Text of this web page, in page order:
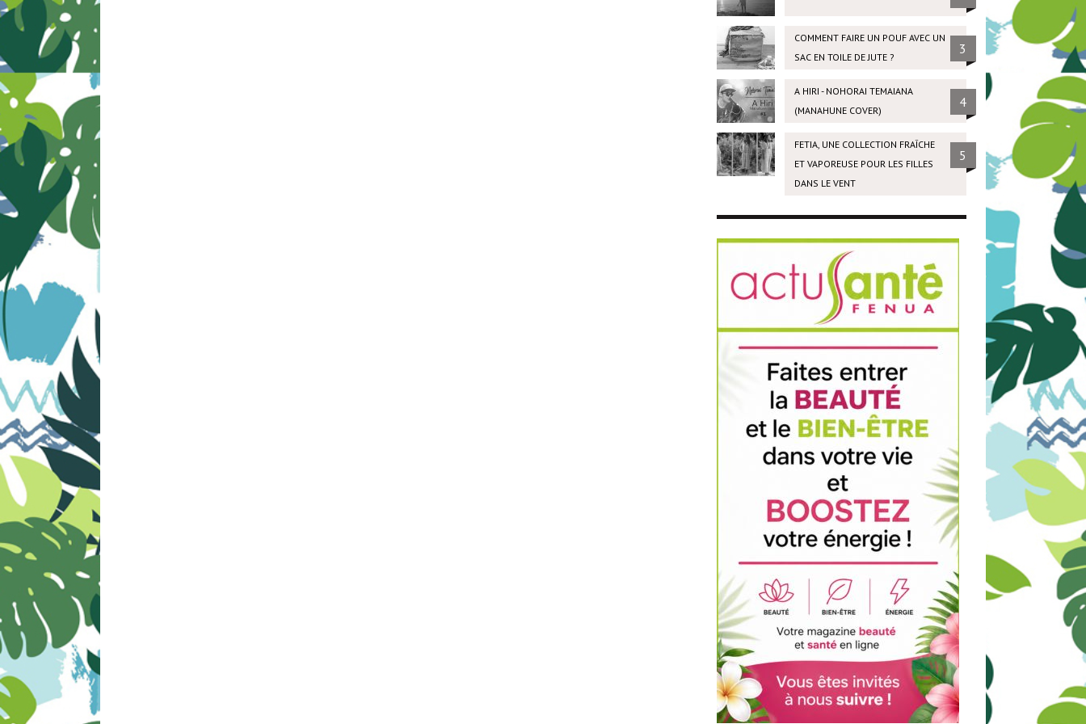
COMMENT FAIRE UN POUF AVEC UN
SAC EN TOILE DE JUTE ?
3
A HIRI - NOHORAI TEMAIANA
(MANAHUNE COVER)
4
FETIA, UNE COLLECTION FRAÎCHE
ET VAPOREUSE POUR LES FILLES
DANS LE VENT
5